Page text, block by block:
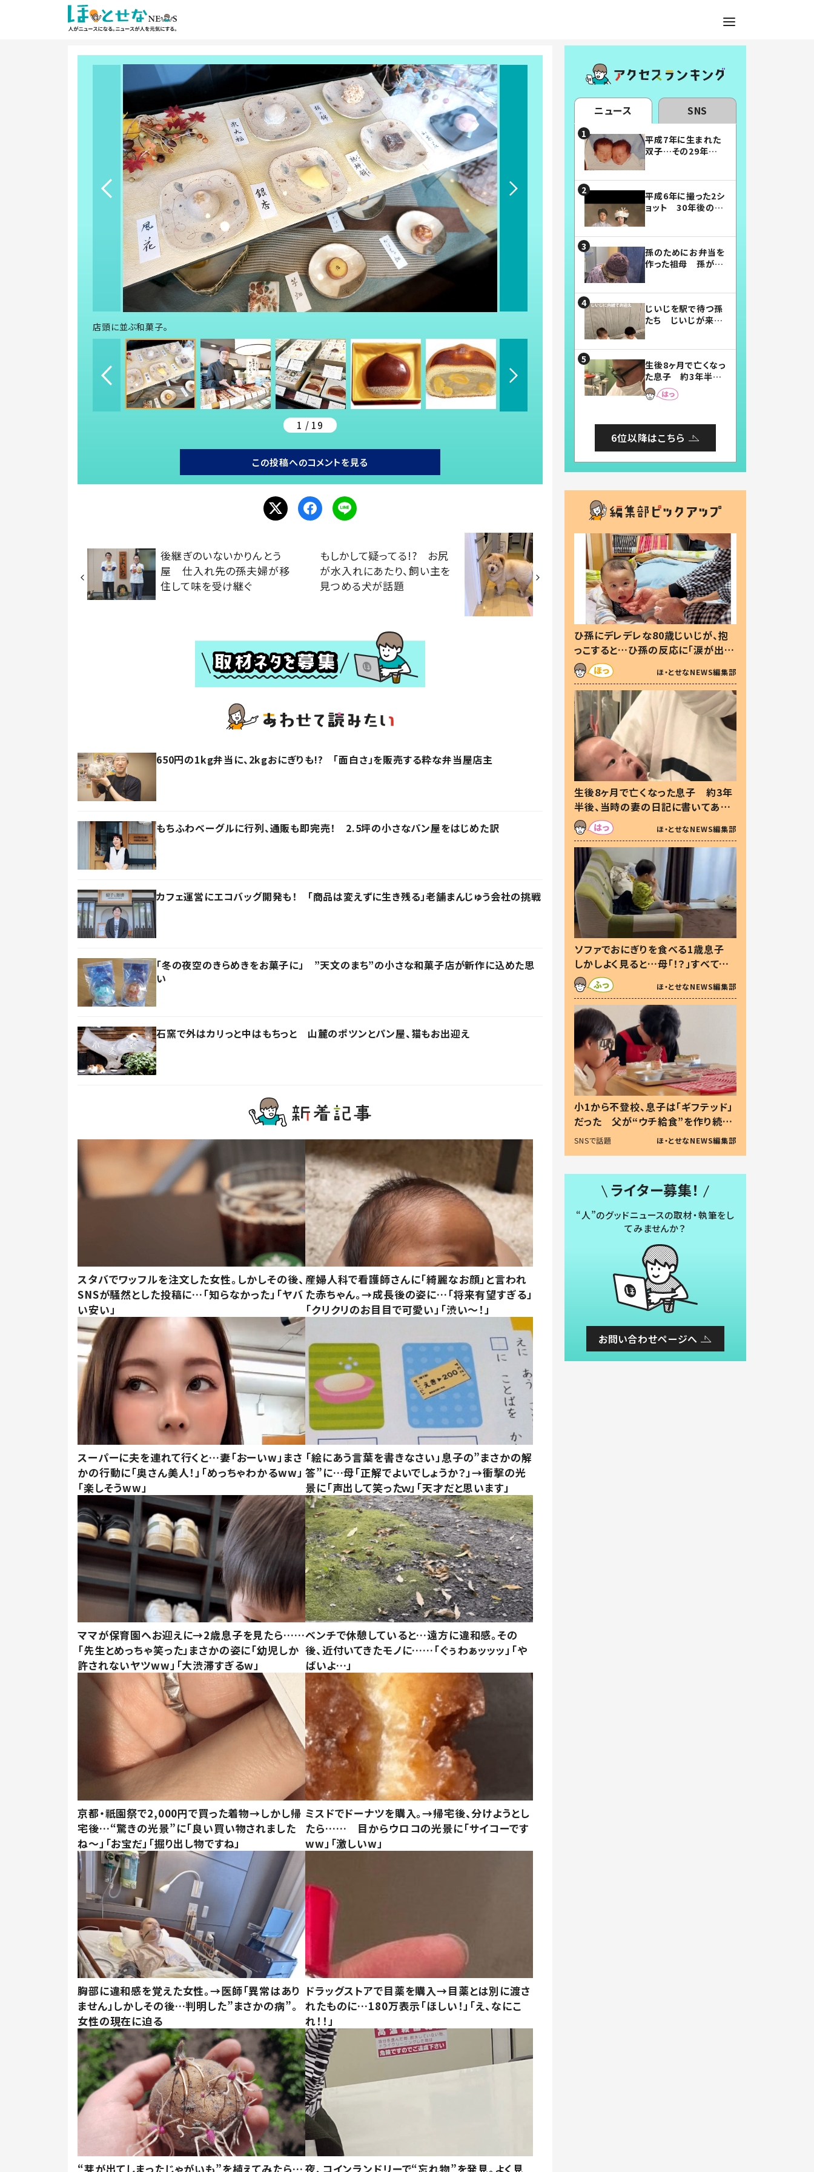
店頭に並ぶ和菓子。
1 / 19
この投稿へのコメントを見る
後継ぎのいないかりんとう
屋 仕入れ先の孫夫婦が移
住して味を受け継ぐ
もしかして疑ってる!? お尻
が水入れにあたり、飼い主を
見つめる犬が話題
650円の1kg弁当に、2kgおにぎりも!? 「面白さ」を販売する粋な弁当屋店主
もちふわベーグルに行列、通販も即完売！ 2.5坪の小さなパン屋をはじめた訳
カフェ運営にエコバッグ開発も！ 「商品は変えずに生き残る」老舗まんじゅう会社の挑戦
「冬の夜空のきらめきをお菓子に」 ”天文のまち”の小さな和菓子店が新作に込めた思
い
石窯で外はカリっと中はもちっと 山麓のポツンとパン屋、猫もお出迎え
スタバでワッフルを注文した女性。しかしその後、
SNSが騒然とした投稿に…「知らなかった」「ヤバ
い安い」
産婦人科で看護師さんに「綺麗なお顔」と言われ
た赤ちゃん。→成長後の姿に…「将来有望すぎる」
「クリクリのお目目で可愛い」「渋い～！」
スーパーに夫を連れて行くと…妻「おーいw」まさ
かの行動に「奥さん美人！」「めっちゃわかるww」
「楽しそうww」
「絵にあう言葉を書きなさい」息子の”まさかの解
答”に…母「正解でよいでしょうか？」→衝撃の光
景に「声出して笑ったｗ」「天才だと思います」
ママが保育園へお迎えに→2歳息子を見たら……
「先生とめっちゃ笑った」まさかの姿に「幼児しか
許されないヤツww」「大渋滞すぎるw」
ベンチで休憩していると…遠方に違和感。その
後、近付いてきたモノに……「ぐぅわぁッッッ」「や
ばいよ…」
京都・祇園祭で2,000円で買った着物→しかし帰
宅後…“驚きの光景”に「良い買い物されました
ね～」「お宝だ」「掘り出し物ですね」
ミスドでドーナツを購入。→帰宅後、分けようとし
たら…… 目からウロコの光景に「サイコーです
ww」「激しいw」
胸部に違和感を覚えた女性。→医師「異常はあり
ません」しかしその後…判明した”まさかの病”。
女性の現在に迫る
ドラッグストアで目薬を購入→目薬とは別に渡さ
れたものに…180万表示「ほしい！」「え、なにこ
れ！！」
“芽が出てしまったじゃがいも”を植えてみたら… 夜、コインランドリーで“忘れ物”を発見。よく見
ニュース SNS
平成7年に生まれた
双子…その29年後
平成6年に撮った2シ
ョット 30年後の姿
孫のためにお弁当を
作った祖母 孫が絶
じいじを駅で待つ孫
たち じいじが来た
まらない」「幸せにな
れる」
生後8ヶ月で亡くなっ
た息子 約3年半
後、当時の妻の日記
に書いてあった本音
6位以降はこちら
ひ孫にデレデレな80歳じいじが、抱
っこすると…ひ孫の反応に「涙が出ま
した」「可愛くて仕方ない」
ほ・とせなNEWS編集部
生後8ヶ月で亡くなった息子 約3年
半後、当時の妻の日記に書いてあっ
た本音とは
ほ・とせなNEWS編集部
ソファでおにぎりを食べる1歳息子
しかしよく見ると…母「！？」すべてを
察した母の投稿に「可愛いから許
す！」「現行犯〜」
ほ・とせなNEWS編集部
小1から不登校、息子は「ギフテッド」
だった 父が“ウチ給食”を作り続け
る理由とは #令和の親 #令和の子
SNSで話題 ほ・とせなNEWS編集部
ライター募集！
“人”のグッドニュースの取材・執筆をし
てみませんか？
お問い合わせページへ